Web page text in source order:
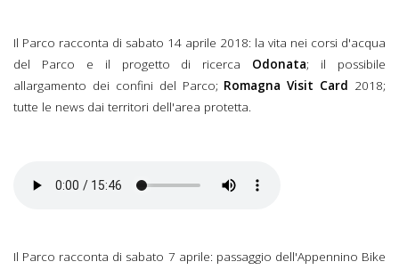
Il Parco racconta di sabato 14 aprile 2018: la vita nei corsi d'acqua
del Parco e il progetto di ricerca Odonata; il possibile
allargamento dei confini del Parco; Romagna Visit Card 2018;
tutte le news dai territori dell'area protetta.
Il Parco racconta del 14
Il Parco racconta di sabato 7 aprile: passaggio dell'Appennino Bike